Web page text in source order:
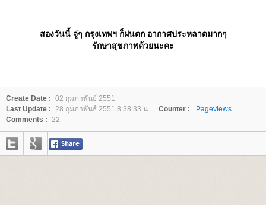
สองวันนี้ จู่ๆ กรุงเทพฯ ก็ฝนตก อากาศประหลาดมากๆ
รักษาสุขภาพด้วยนะคะ
Create Date : 02 กุมภาพันธ์ 2551
Last Update :
28 กุมภาพันธ์ 2551 8:38:33 น. Counter :
Pageviews.
Comments :
22